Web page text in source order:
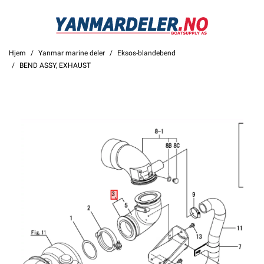
Hjem Yanmar marine deler
Eksos-blandebend
BEND ASSY, EXHAUST